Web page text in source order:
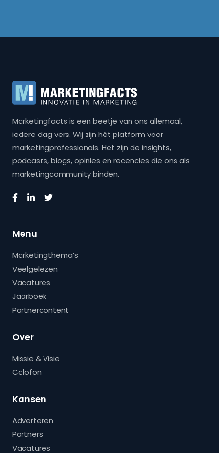
Marketingfacts is een beetje van ons allemaal,
iedere dag vers. Wij zijn hét platform voor
marketingprofessionals. Het zijn de insights,
podcasts, blogs, opinies en recencies die ons als
marketingcommunity binden.
Menu
Marketingthema’s
Veelgelezen
Vacatures
Jaarboek
Partnercontent
Over
Missie & Visie
Colofon
Kansen
Adverteren
Partners
Vacatures